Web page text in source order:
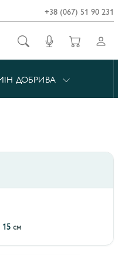
+38 (067) 51 90 231
ДОБРИВА
15см